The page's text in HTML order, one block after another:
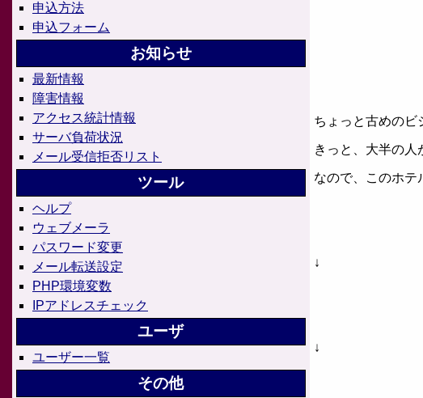
申込方法
申込フォーム
お知らせ
最新情報
障害情報
アクセス統計情報
サーバ負荷状況
メール受信拒否リスト
ツール
ヘルプ
ウェブメーラ
パスワード変更
メール転送設定
PHP環境変数
IPアドレスチェック
ユーザ
ユーザー一覧
その他
ちょっと古めのビ
きっと、大半の人
なので、このホテ
↓
↓